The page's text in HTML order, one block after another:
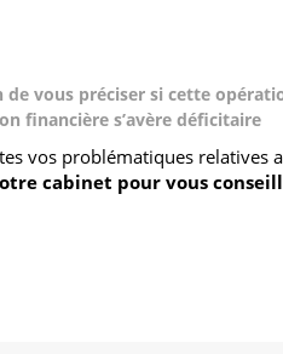
vous préciser si cette
financière s’avère déficitaire
vos problématiques relatives
cabinet pour vous